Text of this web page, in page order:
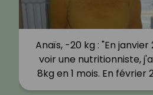
Anaïs, -20 kg : "En janvier
voir une nutritionniste,
8kg en 1 mois. En février